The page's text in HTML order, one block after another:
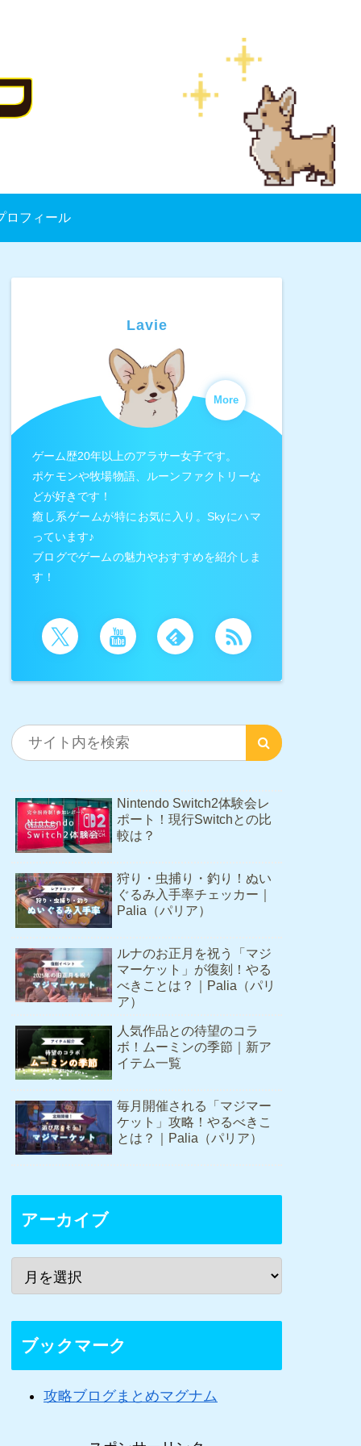
ロフィール
Lavie
More
ゲーム歴20年以上のアラサー女子です。
ポケモンや牧場物語、ルーンファクトリーな
どが好きです！
癒し系ゲームが特にお気に入り。Skyにハマ
っています♪
ブログでゲームの魅力やおすすめを紹介しま
す！
Nintendo Switch2体験会レ
ポート！現行Switchとの比
較は？
狩り・虫捕り・釣り！ぬい
ぐるみ入手率チェッカー｜
Palia（パリア）
ルナのお正月を祝う「マジ
マーケット」が復刻！やる
べきことは？｜Palia（パリ
ア）
人気作品との待望のコラ
ボ！ムーミンの季節｜新ア
イテム一覧
毎月開催される「マジマー
ケット」攻略！やるべきこ
とは？｜Palia（パリア）
アーカイブ
ブックマーク
攻略ブログまとめマグナム